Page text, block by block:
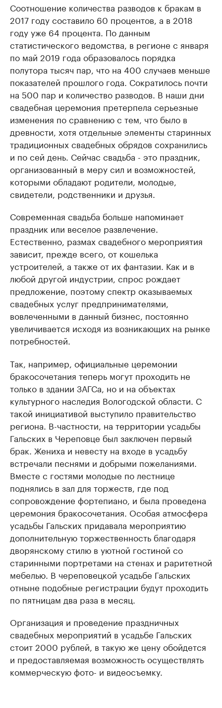
Соотношение количества разводов к бракам в
2017 году составило 60 процентов, а в 2018
году уже 64 процента. По данным
статистического ведомства, в регионе с января
по май 2019 года образовалось порядка
полутора тысяч пар, что на 400 случаев меньше
показателей прошлого года. Сократилось почти
на 500 пар и количество разводов. В наши дни
свадебная церемония претерпела серьезные
изменения по сравнению с тем, что было в
древности, хотя отдельные элементы старинных
традиционных свадебных обрядов сохранились
и по сей день. Сейчас свадьба - это праздник,
организованный в меру сил и возможностей,
которыми обладают родители, молодые,
свидетели, родственники и друзья.
Современная свадьба больше напоминает
праздник или веселое развлечение.
Естественно, размах свадебного мероприятия
зависит, прежде всего, от кошелька
устроителей, а также от их фантазии. Как и в
любой другой индустрии, спрос рождает
предложение, поэтому спектр оказываемых
свадебных услуг предпринимателями,
вовлеченными в данный бизнес, постоянно
увеличивается исходя из возникающих на рынке
потребностей.
Так, например, официальные церемонии
бракосочетания теперь могут проходить не
только в здании ЗАГСа, но и на объектах
культурного наследия Вологодской области. С
такой инициативой выступило правительство
региона. В-частности, на территории усадьбы
Гальских в Череповце был заключен первый
брак. Жениха и невесту на входе в усадьбу
встречали песнями и добрыми пожеланиями.
Вместе с гостями молодые по лестнице
поднялись в зал для торжеств, где под
сопровождение фортепиано, и была проведена
церемония бракосочетания. Особая атмосфера
усадьбы Гальских придавала мероприятию
дополнительную торжественность благодаря
дворянскому стилю в уютной гостиной со
старинными портретами на стенах и раритетной
мебелью. В череповецкой усадьбе Гальских
отныне подобные регистрации будут проходить
по пятницам два раза в месяц.
Организация и проведение праздничных
свадебных мероприятий в усадьбе Гальских
стоит 2000 рублей, в такую же цену обойдется
и предоставляемая возможность осуществлять
коммерческую фото- и видеосъемку.